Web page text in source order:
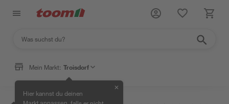
Mein Markt: Troisdorf
Hier kannst du deinen
✕